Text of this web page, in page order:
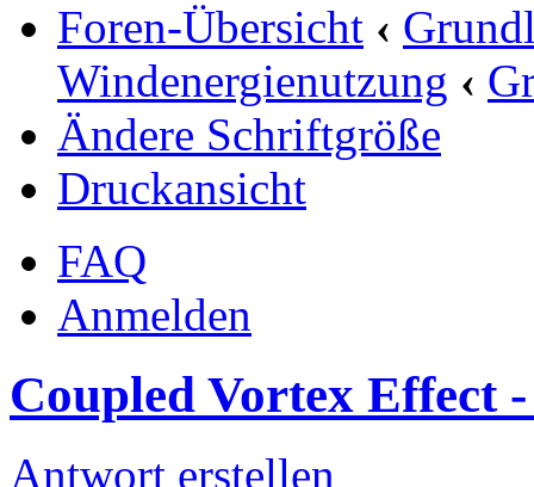
Foren-Übersicht ‹
Windenergienutzung ‹
Ändere Schriftgröße
Druckansicht
FAQ
Anmelden
Coupled Vortex Effect
Antwort erstellen